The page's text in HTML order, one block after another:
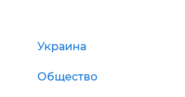
Украина
Общество